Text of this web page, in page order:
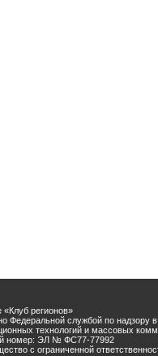
«Клуб регионов»
Федеральной службой по надзору
технологий и массовых
номер: ЭЛ № ФС77-77992
с ограниченной